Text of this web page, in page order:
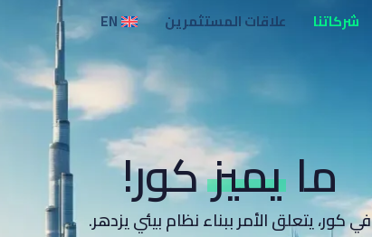
شركاتنا علاقات المستثمرين EN
مايميزكور!
في كور، يتعلق الأمر ببناء نظام بيئي يزدهر.